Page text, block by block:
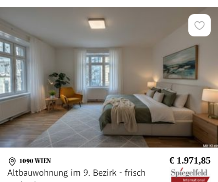
1090 WIEN € 1.971,85
Altbauwohnung im 9. Bezirk - frisch